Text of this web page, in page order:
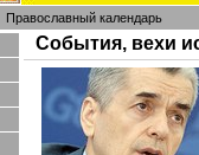
Православный календарь
События, вехи